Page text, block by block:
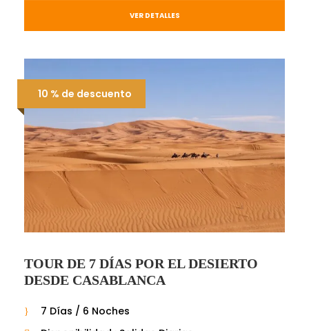
VER DETALLES
10 % de descuento
TOUR DE 7 DÍAS POR EL DESIERTO
DESDE CASABLANCA
7 Días / 6 Noches